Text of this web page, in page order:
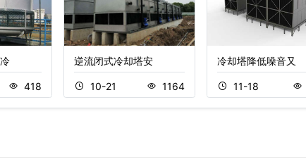
418
逆流闭式冷却塔安
10-21 1164
冷却塔降低噪音又
11-18